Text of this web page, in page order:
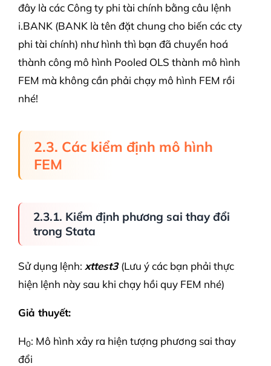
đây là các Công ty phi tài chính bằng câu lệnh
i.BANK (BANK là tên đặt chung cho biến các cty
phi tài chính) như hình thì bạn đã chuyển hoá
thành công mô hình Pooled OLS thành mô hình
FEM mà không cần phải chạy mô hình FEM rồi
nhé!
2.3. Các kiểm định mô hình
FEM
2.3.1. Kiểm định phương sai thay đổi
trong Stata
Sử dụng lệnh: xttest3(Lưu ý các bạn phải thực
hiện lệnh này sau khi chạy hồi quy FEM nhé)
Giả thuyết:
H0: Mô hình xảy ra hiện tượng phương sai thay
đổi